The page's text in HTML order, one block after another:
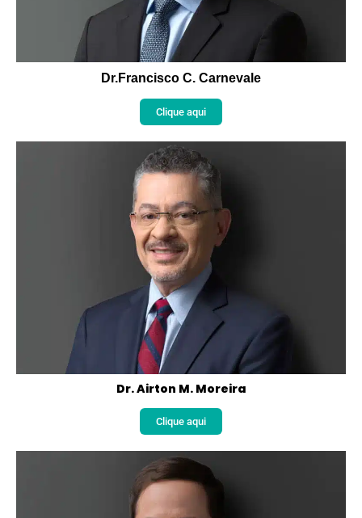
Dr.Francisco C. Carnevale
Clique aqui
Dr. Airton M. Moreira
Clique aqui